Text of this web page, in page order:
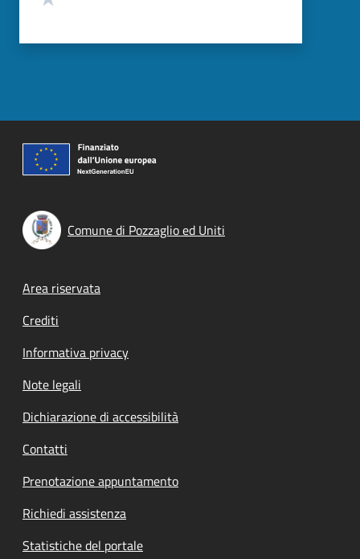
Comune di Pozzaglio ed Uniti
Footer menu
Area riservata
Crediti
Informativa privacy
Note legali
Dichiarazione di accessibilità
Contatti
Prenotazione appuntamento
Richiedi assistenza
Statistiche del portale